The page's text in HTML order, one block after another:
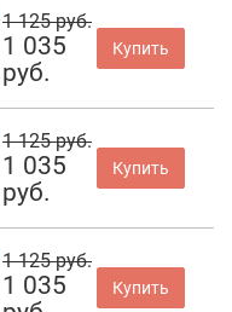
1 125 руб.
1 035
руб.
Купить
1 125 руб.
1 035
руб.
Купить
1 125 руб.
1 035
Купить